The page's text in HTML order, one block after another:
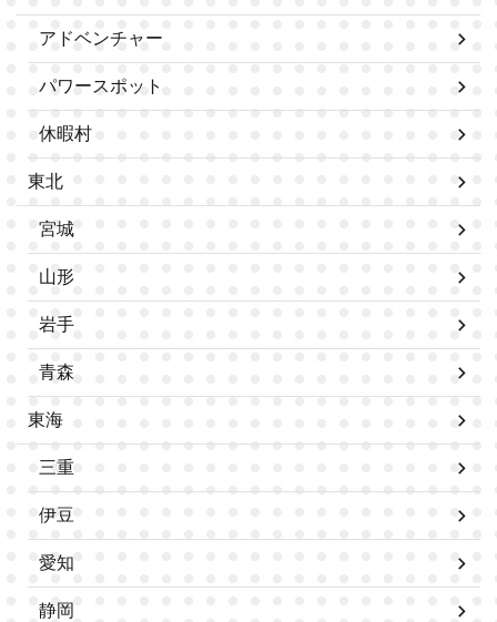
アドベンチャー
パワースポット
休暇村
東北
宮城
山形
岩手
青森
東海
三重
伊豆
愛知
静岡